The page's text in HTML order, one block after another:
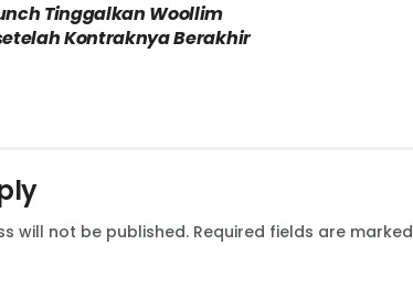
Tinggalkan Woollim
Kontraknya Berakhir
will not be published. Required fields are marked